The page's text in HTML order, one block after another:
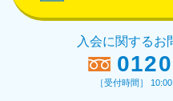
入会に関するお
［受付時間］